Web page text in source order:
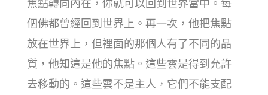
焦點轉向內在，你就可以回到世界當中。每
個佛都曾經回到世界上。再一次，他把焦點
放在世界上，但裡面的那個人有了不同的品
質，他知這是他的焦點。這些雲是得到允許
去移動的。這些雲不是主人，它們不能支配